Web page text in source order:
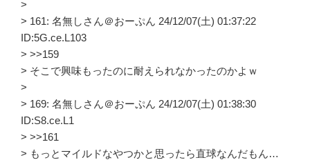
>
> 161: 名無しさん＠おーぷん 24/12/07(土) 01:37:22
ID:5G.ce.L103
> >>159
> そこで興味もったのに耐えられなかったのかよｗ
>
> 169: 名無しさん＠おーぷん 24/12/07(土) 01:38:30
ID:S8.ce.L1
> >>161
> もっとマイルドなやつかと思ったら直球なんだもん…